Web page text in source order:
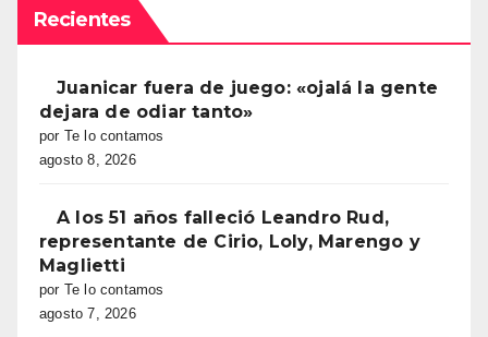
Recientes
Juanicar fuera de juego: «ojalá la gente
dejara de odiar tanto»
por Te lo contamos
agosto 8, 2026
A los 51 años falleció Leandro Rud,
representante de Cirio, Loly, Marengo y
Maglietti
por Te lo contamos
agosto 7, 2026